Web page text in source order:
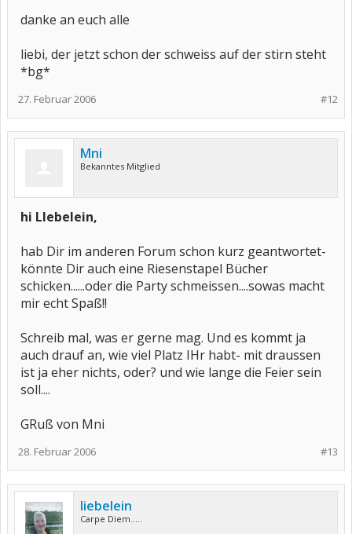
danke an euch alle
liebi, der jetzt schon der schweiss auf der stirn steht
*bg*
#12
27. Februar 2006
Mni
Bekanntes Mitglied
hi LIebelein,
hab Dir im anderen Forum schon kurz geantwortet-
könnte Dir auch eine Riesenstapel Bücher
schicken......oder die Party schmeissen....sowas macht
mir echt Spaß!!
Schreib mal, was er gerne mag. Und es kommt ja
auch drauf an, wie viel Platz IHr habt- mit draussen
ist ja eher nichts, oder? und wie lange die Feier sein
soll....
GRuß von Mni
#13
28. Februar 2006
liebelein
Carpe Diem.....